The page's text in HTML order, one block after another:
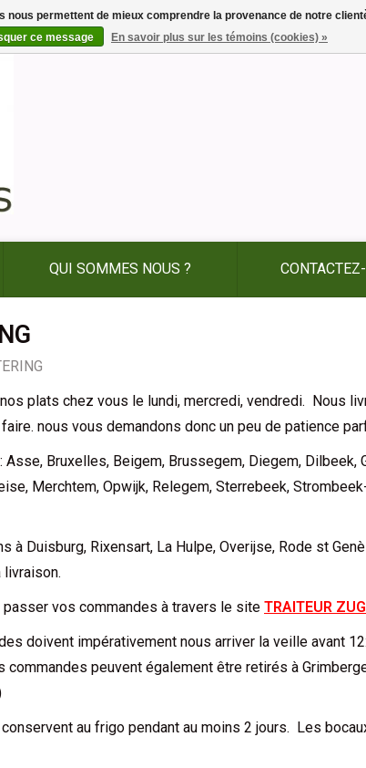
QUI SOMMES NOUS ?
plats chez vous le lundi, mercredi, vendredi. Nous
nous vous demandons donc un peu de patience
Asse, Bruxelles, Beigem, Brussegem, Diegem, Dilbeek,
Merchtem, Opwijk, Relegem, Sterrebeek,
à Duisburg, Rixensart, La Hulpe, Overijse, Rode st
livraison.
vos commandes à travers le site TRAITEUR
doivent impérativement nous arriver la veille avant
commandes peuvent également être retirés à
au frigo pendant au moins 2 jours. Les
permettent de mieux comprendre la provenance de notre
ce message
En savoir plus sur les témoins (cookies) »